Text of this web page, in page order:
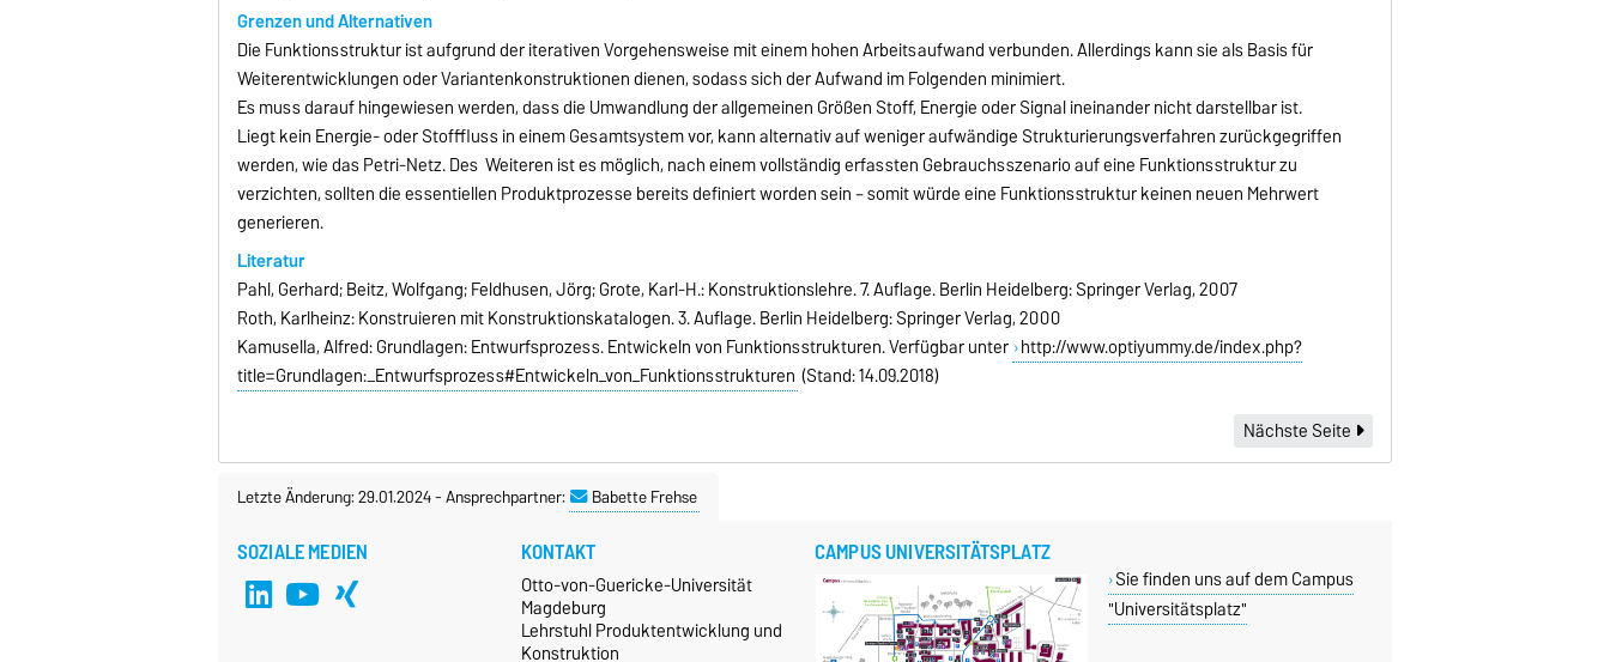
Grenzen und Alternativen
Die Funktionsstruktur ist aufgrund der iterativen Vorgehensweise mit einem hohen Arbeitsaufwand verbunden. Allerdings kann sie als Basis für
Weiterentwicklungen oder Variantenkonstruktionen dienen, sodass sich der Aufwand im Folgenden minimiert.
Es muss darauf hingewiesen werden, dass die Umwandlung der allgemeinen Größen Stoff, Energie oder Signal ineinander nicht darstellbar ist.
Liegt kein Energie- oder Stofffluss in einem Gesamtsystem vor, kann alternativ auf weniger aufwändige Strukturierungsverfahren zurückgegriffen
werden, wie das Petri-Netz. Des Weiteren ist es möglich, nach einem vollständig erfassten Gebrauchsszenario auf eine Funktionsstruktur zu
verzichten, sollten die essentiellen Produktprozesse bereits definiert worden sein – somit würde eine Funktionsstruktur keinen neuen Mehrwert
generieren.
Literatur
Pahl, Gerhard; Beitz, Wolfgang; Feldhusen, Jörg; Grote, Karl-H.: Konstruktionslehre. 7. Auflage. Berlin Heidelberg: Springer Verlag, 2007
Roth, Karlheinz: Konstruieren mit Konstruktionskatalogen. 3. Auflage. Berlin Heidelberg: Springer Verlag, 2000
Kamusella, Alfred: Grundlagen: Entwurfsprozess. Entwickeln von Funktionsstrukturen. Verfügbar unter http://www.optiyummy.de/index.php?
title=Grundlagen:_Entwurfsprozess#Entwickeln_von_Funktionsstrukturen (Stand: 14.09.2018)
Nächste Seite
Letzte Änderung: 29.01.2024-Ansprechpartner: Babette Frehse
SOZIALE MEDIEN KONTAKT
Otto-von-Guericke-Universität
Magdeburg
Lehrstuhl Produktentwicklung und
Konstruktion
CAMPUS UNIVERSITÄTSPLATZ
Sie finden uns auf dem Campus
"Universitätsplatz"